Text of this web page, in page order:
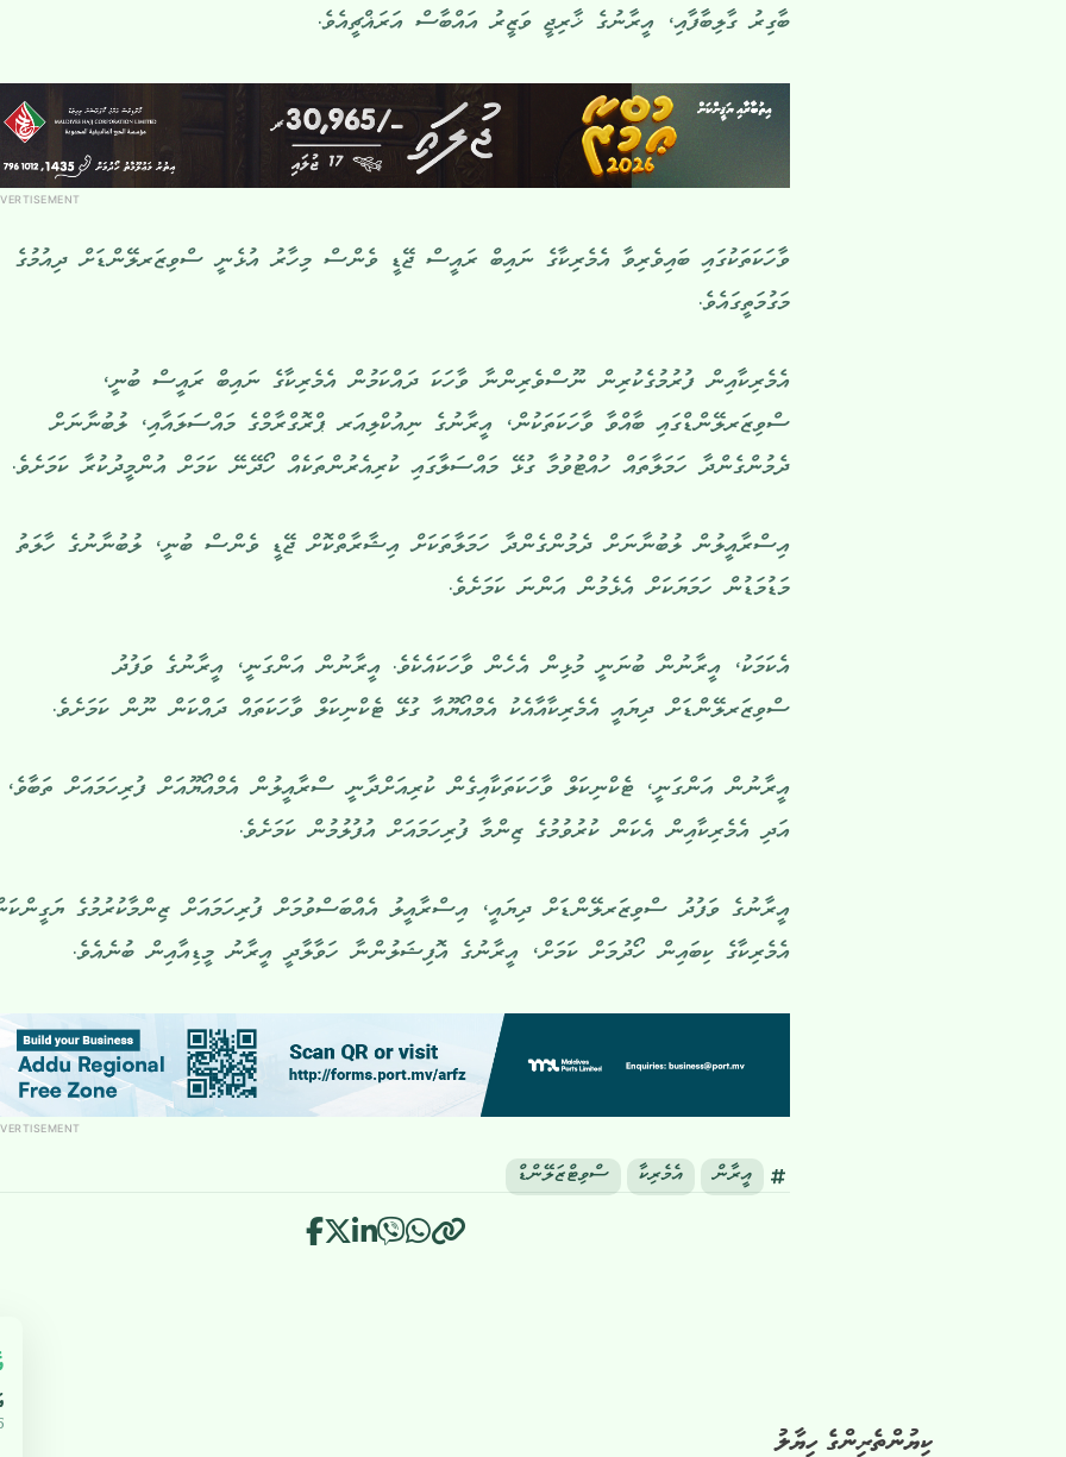
ބާގިރު ގާލިބާފާއި، އީރާނުގެ ޚާރިޖީ ވަޒީރު އައްބާސް އަރަޣްޗީއެވެ.
ވާހަކަތަކުގައި ބައިވެރިވާ އެމެރިކާގެ ނައިބް ރައީސް ޖޭޑީ ވެންސް މިހާރު އުޅެނީ ސްވިޒަރލޭންޑަށް ދިއުމުގެ
މަގުމަތީގައެވެ.
އެމެރިކާއިން ފުރުމުގެކުރިން ނޫސްވެރިންނާ ވާހަކަ ދައްކަމުން އެމެރިކާގެ ނައިބް ރައީސް ބުނީ،
ސްވިޒަރލޭންޑްގައި ބާއްވާ ވާހަކަތަކުން، އީރާނުގެ ނިއުކްލިއަރ ޕްރޮގްރާމްގެ މައްސަލައާއި، ލުބުނާނަށް
ދެމުންގެންދާ ހަމަލާތައް ހުއްޓުވުމާ ގުޅޭ މައްސަލާގައި ކުރިއެރުންތަކެއް ހޯދޭނޭ ކަމަށް އުންމީދުކުރާ ކަމަށެވެ.
އިސްރާއީލުން ލުބުނާނަށް ދެމުންގެންދާ ހަމަލާތަކަށް އިޝާރާތްކޮށް ޖޭޑީ ވެންސް ބުނީ، ލުބުނާނުގެ ހާލަތު
މަޑުމަޑުން ހަމަޔަކަށް އެޅެމުން އަންނަ ކަމަށެވެ.
އެކަމަކު، އީރާނުން ބުނަނީ މުޅިން އެހެން ވާހަކައެކެވެ. އީރާނުން އަންގަނީ، އީރާނުގެ ވަފުދު
ސްވިޒަރލޭންޑަށް ދިޔައީ އެމެރިކާއާއެކު އެމްއޯޔޫއާ ގުޅޭ ޓެކްނިކަލް ވާހަކަތައް ދައްކަން ނޫން ކަމަށެވެ.
އީރާނުން އަންގަނީ، ޓެކްނިކަލް ވާހަކަތަކާއިގެން ކުރިއަށްދާނީ ސްރާއީލުން އެމްއޯޔޫއަށް ފުރިހަމައަށް ތަބާވެ،
އަދި އެމެރިކާއިން އެކަން ކުރުވުމުގެ ޒިންމާ ފުރިހަމައަށް އުފުލުމުން ކަމަށެވެ.
އީރާނުގެ ވަފުދު ސްވިޒަރލޭންޑަށް ދިޔައީ، އިސްރާއީލު އެއްބަސްވުމަށް ފުރިހަމައަށް ޒިންމާކުރުމުގެ
އެމެރިކާގެ ކިބައިން ހޯދުމަށް ކަމަށް، އީރާނުގެ އޮފިޝަލުންނާ ހަވާލާދީ އީރާނު މީޑިއާއިން ބުނެއެވެ.
އީރާން އެމެރިކާ ސްވިޓްޒަލޭންޑް
ކިޔުންތެރިންގެ ހިޔާލު